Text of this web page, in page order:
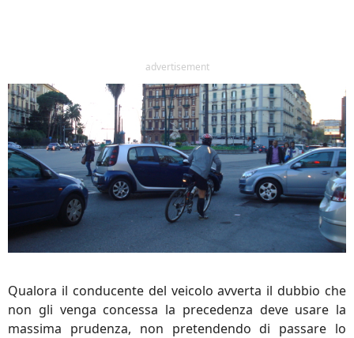
advertisement
Qualora il conducente del veicolo avverta il dubbio che
non gli venga concessa la precedenza deve usare la
massima prudenza, non pretendendo di passare lo